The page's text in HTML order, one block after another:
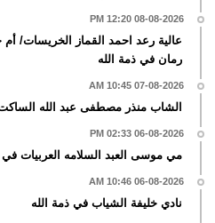
08-08-2026 12:20 PM
عالية رعد احمد القماز الخريسات/
رمان في ذمة الله
07-08-2026 10:45 AM
الشاب منذر مصطفى عبد الله
06-08-2026 02:33 PM
مي موسى العبد السلامه العربيات في
06-08-2026 10:46 AM
نادي خليفة الشياب في ذمة الله